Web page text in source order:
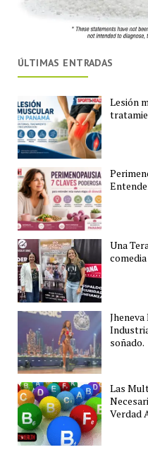
ÚLTIMAS ENTRADAS
Lesión
Una
soñado.
Las
Verdad